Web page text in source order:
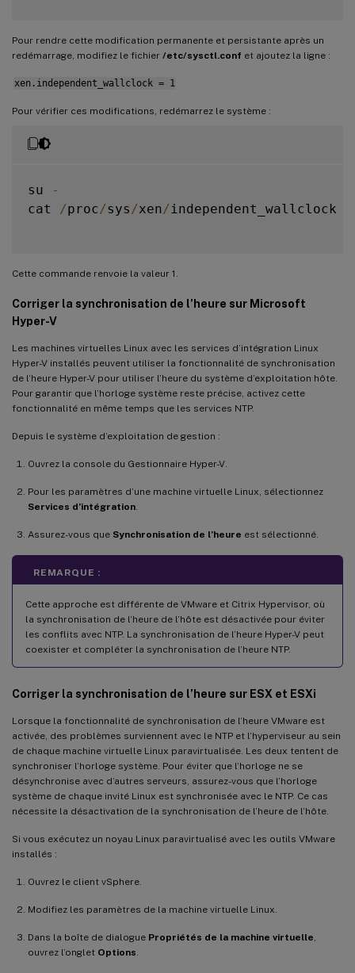
Pour rendre cette modification permanente et persistante après un
redémarrage, modifiez le fichier /etc/sysctl.conf et ajoutez la ligne :
xen.independent_wallclock = 1
Pour vérifier ces modifications, redémarrez le système :
su
-
cat
/proc/sys /xen/ independent_wallclock
Cette commande renvoie la valeur 1.
Corriger la synchronisation de l’heure sur Microsoft
Hyper-V
Les machines virtuelles Linux avec les services d’intégration Linux
Hyper-V installés peuvent utiliser la fonctionnalité de synchronisation
de l’heure Hyper-V pour utiliser l’heure du système d’exploitation hôte.
Pour garantir que l’horloge système reste précise, activez cette
fonctionnalité en même temps que les services NTP.
Depuis le système d’exploitation de gestion :
Ouvrez la console du Gestionnaire Hyper-V.
Pour les paramètres d’une machine virtuelle Linux, sélectionnez
Services d’intégration
Assurez-vous que Synchronisation de l’heure est sélectionné.
REMARQUE :
Cette approche est différente de VMware et Citrix Hypervisor, où
la synchronisation de l’heure de l’hôte est désactivée pour éviter
les conflits avec NTP. La synchronisation de l’heure Hyper-V peut
coexister et compléter la synchronisation de l’heure NTP.
Corriger la synchronisation de l’heure sur ESX et ESXi
Lorsque la fonctionnalité de synchronisation de l’heure VMware est
activée, des problèmes surviennent avec le NTP et l’hyperviseur au sein
de chaque machine virtuelle Linux paravirtualisée. Les deux tentent de
synchroniser l’horloge système. Pour éviter que l’horloge ne se
désynchronise avec d’autres serveurs, assurez-vous que l’horloge
système de chaque invité Linux est synchronisée avec le NTP. Ce cas
nécessite la désactivation de la synchronisation de l’heure de l’hôte.
Si vous exécutez un noyau Linux paravirtualisé avec les outils VMware
installés :
Ouvrez le client vSphere.
Modifiez les paramètres de la machine virtuelle Linux.
Dans la boîte de dialogue Propriétés de la machine virtuelle
ouvrez l’onglet Options